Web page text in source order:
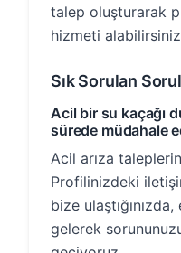
talep oluşturarak
hizmeti
Sık Sorulan
Acil bir su kaçağı
sürede müdahale
Acil arıza
Profilinizdeki
bize
gelerek